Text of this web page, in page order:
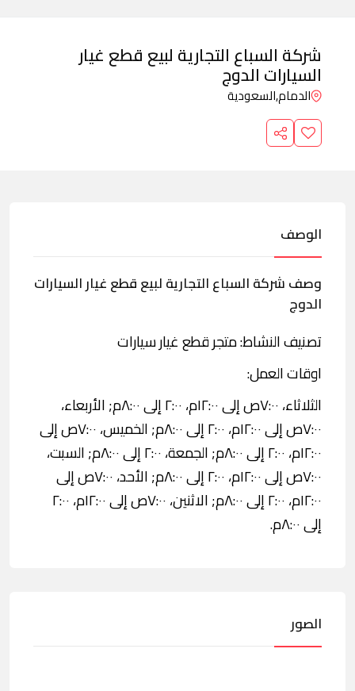
شركة السباع التجارية لبيع قطع غيار
السيارات الدوج
الدمام,السعودية
الوصف
وصف شركة السباع التجارية لبيع قطع غيار السيارات
الدوج
تصنيف النشاط: متجر قطع غيار سيارات
اوقات العمل:
الثلاثاء، ٧:٠٠ص إلى ١٢:٠٠م، ٢:٠٠ إلى ٨:٠٠م; الأربعاء،
٧:٠٠ص إلى ١٢:٠٠م، ٢:٠٠ إلى ٨:٠٠م; الخميس، ٧:٠٠ص إلى
١٢:٠٠م، ٢:٠٠ إلى ٨:٠٠م; الجمعة، ٢:٠٠ إلى ٨:٠٠م; السبت،
٧:٠٠ص إلى ١٢:٠٠م، ٢:٠٠ إلى ٨:٠٠م; الأحد، ٧:٠٠ص إلى
١٢:٠٠م، ٢:٠٠ إلى ٨:٠٠م; الاثنين، ٧:٠٠ص إلى ١٢:٠٠م، ٢:٠٠
إلى ٨:٠٠م.
الصور